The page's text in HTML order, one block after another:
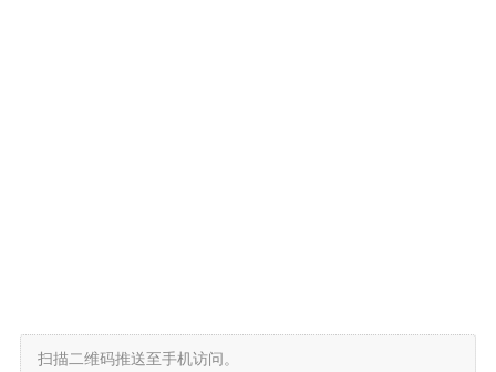
扫描二维码推送至手机访问。